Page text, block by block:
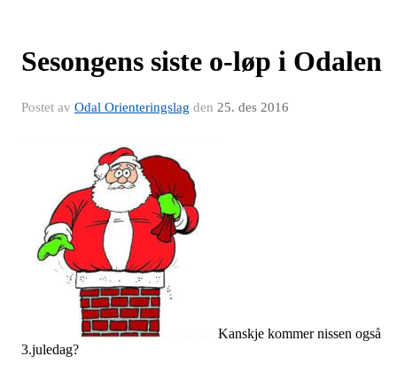
Sesongens siste o-løp i Odalen
Postet av Odal Orienteringslag den 25. des 2016
Kanskje kommer nissen også
3.juledag?